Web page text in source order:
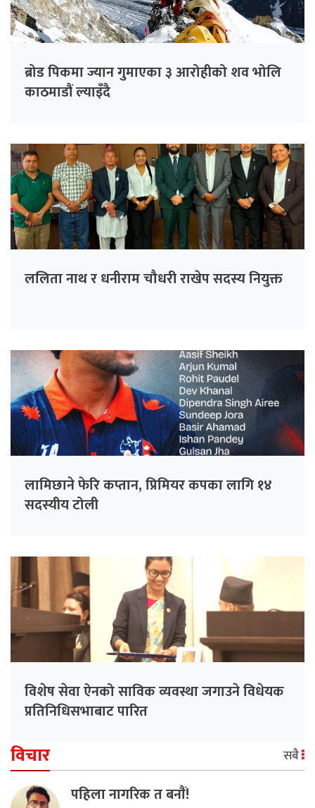
ब्रोड पिकमा ज्यान गुमाएका ३ आरोहीको शव भोलि
काठमाडौं ल्याइँदै
ललिता नाथ र धनीराम चौधरी राखेप सदस्य नियुक्त
लामिछाने फेरि कप्तान, प्रिमियर कपका लागि १४
सदस्यीय टोली
विशेष सेवा ऐनको साविक व्यवस्था जगाउने विधेयक
प्रतिनिधिसभाबाट पारित
विचार सबै
पहिला नागरिक त बनाैं!